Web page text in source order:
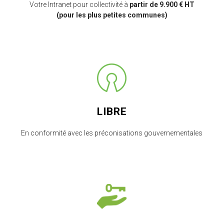
Votre Intranet pour collectivité à partir de 9.900 € HT
(pour les plus petites communes)
LIBRE
En conformité avec les préconisations gouvernementales